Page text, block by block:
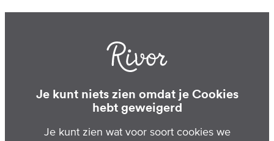
Je kunt niets zien omdat je Cookies
hebt geweigerd
Je kunt zien wat voor soort cookies we